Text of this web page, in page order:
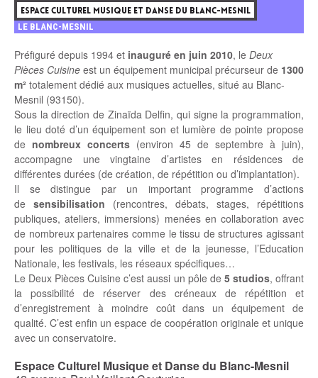
ESPACE CULTUREL MUSIQUE ET DANSE DU BLANC-MESNIL
LE BLANC-MESNIL
Préfiguré depuis 1994 et inauguré en juin 2010, le Deux
Pièces Cuisine est un équipement municipal précurseur de 1300
m² totalement dédié aux musiques actuelles, situé au Blanc-
Mesnil (93150).
Sous la direction de Zinaïda Delfin, qui signe la programmation,
le lieu doté d’un équipement son et lumière de pointe propose
de nombreux concerts (environ 45 de septembre à juin),
accompagne une vingtaine d’artistes en résidences de
différentes durées (de création, de répétition ou d’implantation).
Il se distingue par un important programme d’actions
de sensibilisation (rencontres, débats, stages, répétitions
publiques, ateliers, immersions) menées en collaboration avec
de nombreux partenaires comme le tissu de structures agissant
pour les politiques de la ville et de la jeunesse, l’Education
Nationale, les festivals, les réseaux spécifiques…
Le Deux Pièces Cuisine c’est aussi un pôle de 5 studios, offrant
la possibilité de réserver des créneaux de répétition et
d’enregistrement à moindre coût dans un équipement de
qualité. C’est enfin un espace de coopération originale et unique
avec un conservatoire.
Espace Culturel Musique et Danse du Blanc-Mesnil